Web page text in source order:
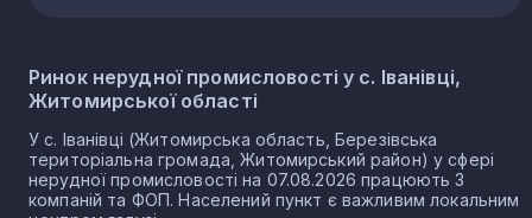
Ринок нерудної промисловості у с. Іванівці,
Житомирської області
У с. Іванівці (Житомирська область, Березівська
територіальна громада, Житомирський район) у сфері
нерудної промисловості на 07.08.2026 працюють 3
компаній та ФОП. Населений пункт є важливим локальним